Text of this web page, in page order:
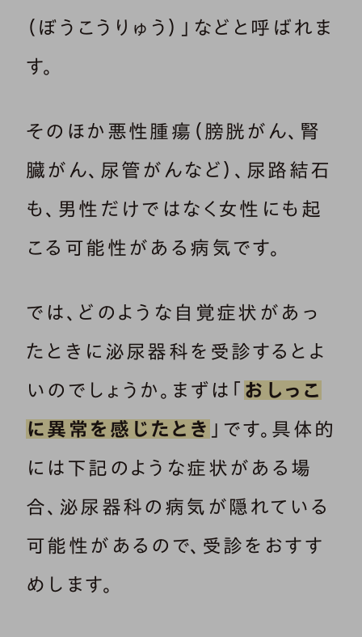
（ぼうこうりゅう）」などと呼ばれま
す。
そのほか悪性腫瘍（膀胱がん、腎
臓がん、尿管がんなど）、尿路結石
も、男性だけではなく女性にも起
こる可能性がある病気です。
では、どのような自覚症状があっ
たときに泌尿器科を受診するとよ
いのでしょうか。まずは「 おしっこ
に異常を感じたとき 」です。具体的
には下記のような症状がある場
合、泌尿器科の病気が隠れている
可能性があるので、受診をおすす
めします。